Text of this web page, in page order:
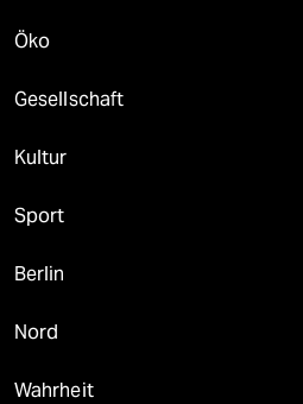
Öko
Gesellschaft
Kultur
Sport
Berlin
Nord
Wahrheit